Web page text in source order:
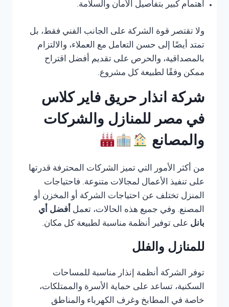
اهتمام كبير بتفاصيل الأمان والسلامة.
ولا تقتصر قوة الشركة على الجانب الفني فقط، بل
تمتد أيضًا إلى حسن التعامل مع العملاء، والالتزام
بالمصداقية، والحرص على تقديم أفضل اقتراح
ممكن وفقًا لطبيعة كل مشروع.
شركة انذار حريق فاير كلاس
في مصر للمنازل والشركات
والمصانع
من أكثر الأمور التي تميز الشركات المحترفة قدرتها
على تنفيذ الأعمال لمجالات متنوعة. فاحتياجات
المنزل تختلف عن احتياجات الشركة أو المخزن أو
المصنع. وفي جميع هذه الحالات، تعمل أفضل أي
بانل على توفير أنظمة مناسبة لطبيعة كل مكان.
للمنازل والفلل
توفر الشركة أنظمة إنذار مناسبة للمساحات
السكنية، تساعد على حماية الأسرة والممتلكات،
خاصة في المطابخ وغرف الكهرباء والمناطق